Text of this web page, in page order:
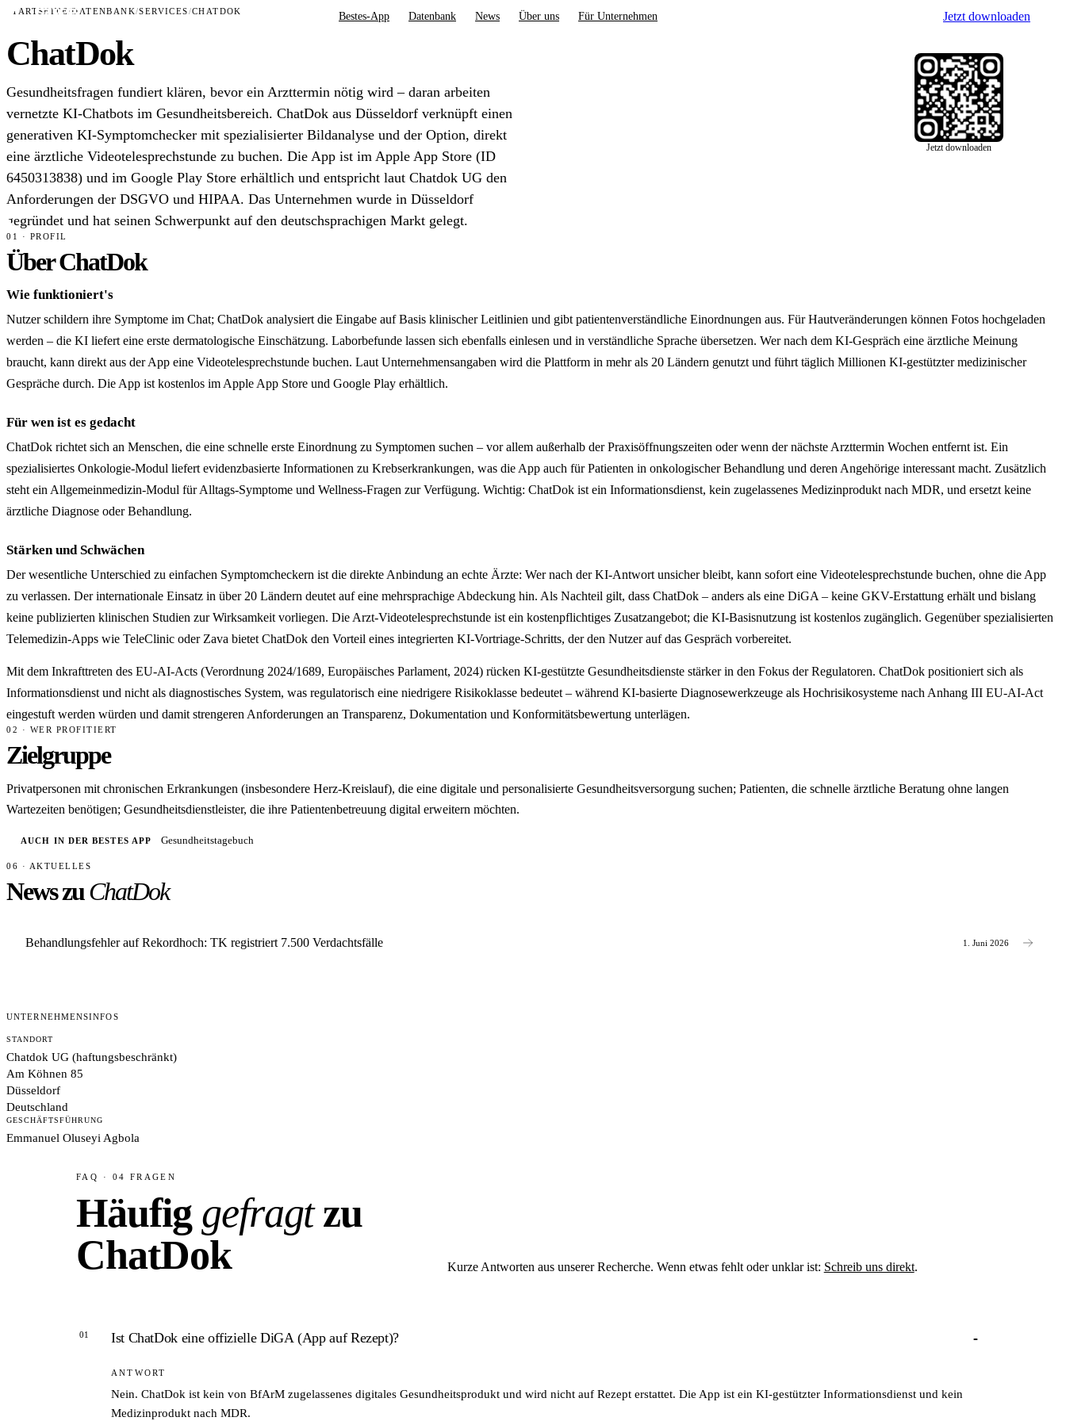
Bestes-App Datenbank News Über uns Für Unternehmen
Jetzt downloaden
Jetzt downloaden
STARTSEITE/DATENBANK/SERVICES/CHATDOK
ChatDok
Gesundheitsfragen fundiert klären, bevor ein Arzttermin nötig wird – daran arbeiten
vernetzte KI-Chatbots im Gesundheitsbereich. ChatDok aus Düsseldorf verknüpft einen
generativen KI-Symptomchecker mit spezialisierter Bildanalyse und der Option, direkt
eine ärztliche Videotelesprechstunde zu buchen. Die App ist im Apple App Store (ID
6450313838) und im Google Play Store erhältlich und entspricht laut Chatdok UG den
Anforderungen der DSGVO und HIPAA. Das Unternehmen wurde in Düsseldorf
gegründet und hat seinen Schwerpunkt auf den deutschsprachigen Markt gelegt.
01 · PROFIL
Über ChatDok
Wie funktioniert's
Nutzer schildern ihre Symptome im Chat; ChatDok analysiert die Eingabe auf Basis klinischer Leitlinien und gibt patientenverständliche Einordnungen aus. Für Hautveränderungen können Fotos hochgeladen
werden – die KI liefert eine erste dermatologische Einschätzung. Laborbefunde lassen sich ebenfalls einlesen und in verständliche Sprache übersetzen. Wer nach dem KI-Gespräch eine ärztliche Meinung
braucht, kann direkt aus der App eine Videotelesprechstunde buchen. Laut Unternehmensangaben wird die Plattform in mehr als 20 Ländern genutzt und führt täglich Millionen KI-gestützter medizinischer
Gespräche durch. Die App ist kostenlos im Apple App Store und Google Play erhältlich.
Für wen ist es gedacht
ChatDok richtet sich an Menschen, die eine schnelle erste Einordnung zu Symptomen suchen – vor allem außerhalb der Praxisöffnungszeiten oder wenn der nächste Arzttermin Wochen entfernt ist. Ein
spezialisiertes Onkologie-Modul liefert evidenzbasierte Informationen zu Krebserkrankungen, was die App auch für Patienten in onkologischer Behandlung und deren Angehörige interessant macht. Zusätzlich
steht ein Allgemeinmedizin-Modul für Alltags-Symptome und Wellness-Fragen zur Verfügung. Wichtig: ChatDok ist ein Informationsdienst, kein zugelassenes Medizinprodukt nach MDR, und ersetzt keine
ärztliche Diagnose oder Behandlung.
Stärken und Schwächen
Der wesentliche Unterschied zu einfachen Symptomcheckern ist die direkte Anbindung an echte Ärzte: Wer nach der KI-Antwort unsicher bleibt, kann sofort eine Videotelesprechstunde buchen, ohne die App
zu verlassen. Der internationale Einsatz in über 20 Ländern deutet auf eine mehrsprachige Abdeckung hin. Als Nachteil gilt, dass ChatDok – anders als eine DiGA – keine GKV-Erstattung erhält und bislang
keine publizierten klinischen Studien zur Wirksamkeit vorliegen. Die Arzt-Videotelesprechstunde ist ein kostenpflichtiges Zusatzangebot; die KI-Basisnutzung ist kostenlos zugänglich. Gegenüber spezialisierten
Telemedizin-Apps wie TeleClinic oder Zava bietet ChatDok den Vorteil eines integrierten KI-Vortriage-Schritts, der den Nutzer auf das Gespräch vorbereitet.
Mit dem Inkrafttreten des EU-AI-Acts (Verordnung 2024/1689, Europäisches Parlament, 2024) rücken KI-gestützte Gesundheitsdienste stärker in den Fokus der Regulatoren. ChatDok positioniert sich als
Informationsdienst und nicht als diagnostisches System, was regulatorisch eine niedrigere Risikoklasse bedeutet – während KI-basierte Diagnosewerkzeuge als Hochrisikosysteme nach Anhang III EU-AI-Act
eingestuft werden würden und damit strengeren Anforderungen an Transparenz, Dokumentation und Konformitätsbewertung unterlägen.
02 · WER PROFITIERT
Zielgruppe
Privatpersonen mit chronischen Erkrankungen (insbesondere Herz-Kreislauf), die eine digitale und personalisierte Gesundheitsversorgung suchen; Patienten, die schnelle ärztliche Beratung ohne langen
Wartezeiten benötigen; Gesundheitsdienstleister, die ihre Patientenbetreuung digital erweitern möchten.
AUCH IN DER BESTES APP Gesundheitstagebuch
06 · AKTUELLES
News zuChatDok
Behandlungsfehler auf Rekordhoch: TK registriert 7.500 Verdachtsfälle 1. Juni 2026
UNTERNEHMENSINFOS
STANDORT
Chatdok UG (haftungsbeschränkt)
Am Köhnen 85
Düsseldorf
Deutschland
GESCHÄFTSFÜHRUNG
Emmanuel Oluseyi Agbola
FAQ · 04 FRAGEN
Häufig gefragtzu
ChatDok
Kurze Antworten aus unserer Recherche. Wenn etwas fehlt oder unklar ist: Schreib uns direkt.
01 Ist ChatDok eine offizielle DiGA (App auf Rezept)?
ANTWORT
Nein. ChatDok ist kein von BfArM zugelassenes digitales Gesundheitsprodukt und wird nicht auf Rezept erstattet. Die App ist ein KI-gestützter Informationsdienst und kein
Medizinprodukt nach MDR.